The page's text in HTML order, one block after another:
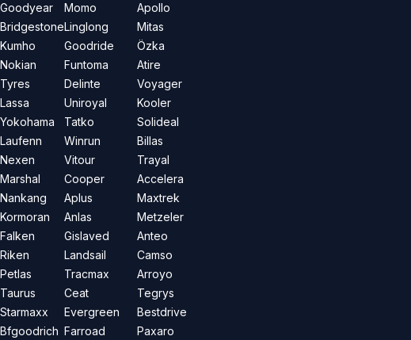
Goodyear
Bridgestone
Kumho
Nokian
Tyres
Lassa
Yokohama
Laufenn
Nexen
Marshal
Nankang
Kormoran
Falken
Riken
Petlas
Taurus
Starmaxx
Bfgoodrich
Momo
Linglong
Goodride
Funtoma
Delinte
Uniroyal
Tatko
Winrun
Vitour
Cooper
Aplus
Anlas
Gislaved
Landsail
Tracmax
Ceat
Evergreen
Farroad
Apollo
Mitas
Özka
Atire
Voyager
Kooler
Solideal
Billas
Trayal
Accelera
Maxtrek
Metzeler
Anteo
Camso
Arroyo
Tegrys
Bestdrive
Paxaro